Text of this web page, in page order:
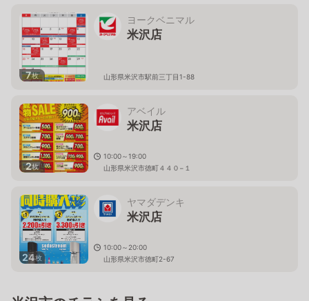
7枚
ヨークベニマル
米沢店
山形県米沢市駅前三丁目1-88
2枚
アベイル
米沢店
10:00～19:00
山形県米沢市徳町４４０−１
24枚
ヤマダデンキ
米沢店
10:00～20:00
山形県米沢市徳町2-67